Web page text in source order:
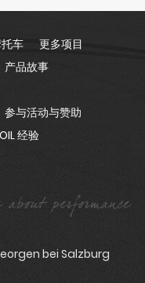
车
更多项目
产品故事
参与活动与赞助
经验
bei Salzburg